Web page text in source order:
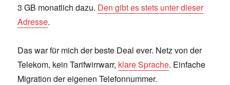
3 GB monatlich dazu. Den gibt es stets unter dieser
Adresse.
Das war für mich der beste Deal ever. Netz von der
Telekom, kein Tarifwirrwarr, klare Sprache. Einfache
Migration der eigenen Telefonnummer.